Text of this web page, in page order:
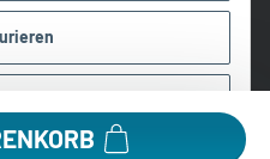
dass es es sich um echte
handelt.
GmbH